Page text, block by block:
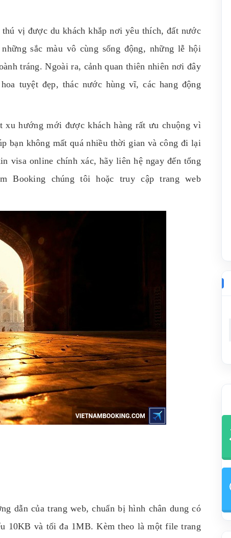
vị được du khách khắp nơi yêu thích, đất nước
sắc màu vô cùng sống động, những lễ hội
tráng. Ngoài ra, cảnh quan thiên nhiên nơi đây
tuyệt đẹp, thác nước hùng vĩ, các hang động
xu hướng mới được khách hàng rất ưu chuộng vì
bạn không mất quá nhiều thời gian và công đi lại
visa online chính xác, hãy liên hệ ngay đến tổng
Booking chúng tôi hoặc truy cập trang web
dẫn của trang web, chuẩn bị hình chân dung có
10KB và tối đa 1MB. Kèm theo là một file trang